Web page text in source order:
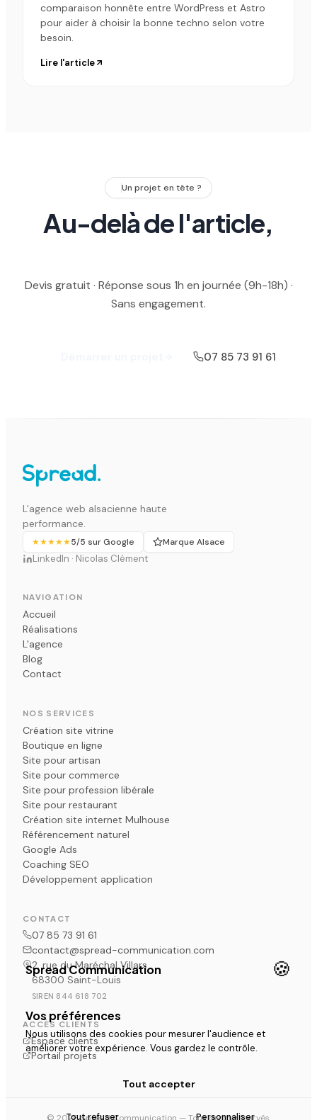
comparaison honnête entre WordPress et Astro
pour aider à choisir la bonne techno selon votre
besoin.
Lire l'article
Un projet en tête ?
Au-delà de l'article,
Devis gratuit · Réponse sous 1h en journée (9h-18h) ·
Sans engagement.
07 85 73 91 61
L'agence web alsacienne haute
performance.
★★★★★5/5 sur Google Marque Alsace
LinkedIn · Nicolas Clément
NAVIGATION
Accueil
Réalisations
L'agence
Blog
Contact
NOS SERVICES
Création site vitrine
Boutique en ligne
Site pour artisan
Site pour commerce
Site pour profession libérale
Site pour restaurant
Création site internet Mulhouse
Référencement naturel
Google Ads
Coaching SEO
Développement application
CONTACT
07 85 73 91 61
contact@spread-communication.com
2, rue du Maréchal Villars
68300 Saint-Louis
SIREN 844 618 702
ACCÈS CLIENTS
Espace clients
Portail projets
Spread Communication 🍪
Vos préférences
Nous utilisons des cookies pour mesurer l'audience et
améliorer votre expérience. Vous gardez le contrôle.
Tout accepter
Tout refuser Personnaliser